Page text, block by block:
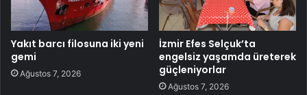
Yakıt barcı filosuna iki yeni
gemi
Ağustos 7, 2026
İzmir Efes Selçuk’ta
engelsiz yaşamda üreterek
güçleniyorlar
Ağustos 7, 2026